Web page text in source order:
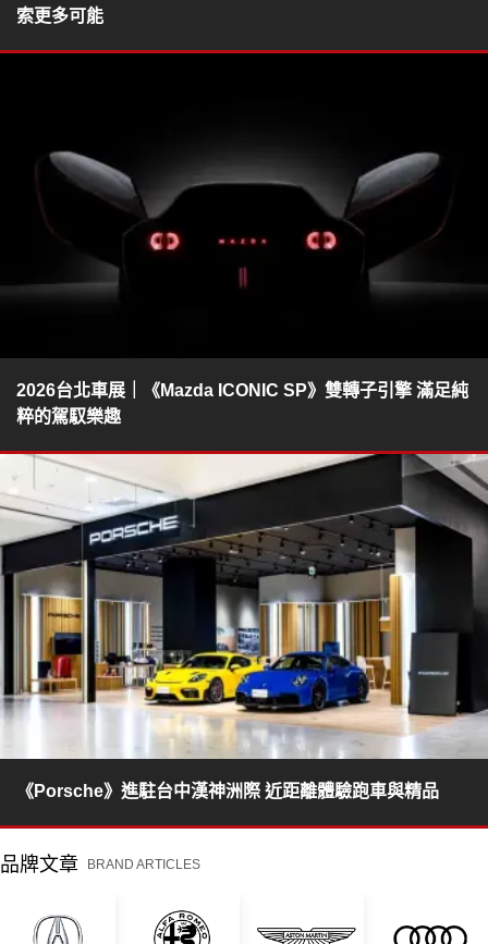
索更多可能
2026台北車展｜《Mazda ICONIC SP》雙轉子引擎 滿足純
粹的駕馭樂趣
《Porsche》進駐台中漢神洲際 近距離體驗跑車與精品
品牌文章 BRAND ARTICLES